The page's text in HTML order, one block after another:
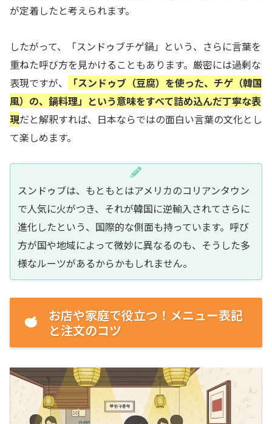
が定着したと考えられます。
したがって、「スンドゥブチゲ鍋」という、さらに言葉を
重ねた呼び方を見かけることもあります。厳密には過剰な
表現ですが、
「スンドゥブ（豆腐）を使った、チゲ（韓国
風）の、鍋料理」という意味をすべて詰め込んだ丁寧な表
現だと解釈すれば、日本ならではの面白い言葉の文化とし
て楽しめます。
スンドゥブは、もともとはアメリカのコリアンタウン
で人気に火がつき、それが韓国に逆輸入されてさらに
進化したという、国際的な側面も持っています。呼び
方が国や地域によって微妙に異なるのも、そうした多
様なルーツがあるからかもしれません。
お店や家庭で役立つ！メニュー表記
と注文のコツ